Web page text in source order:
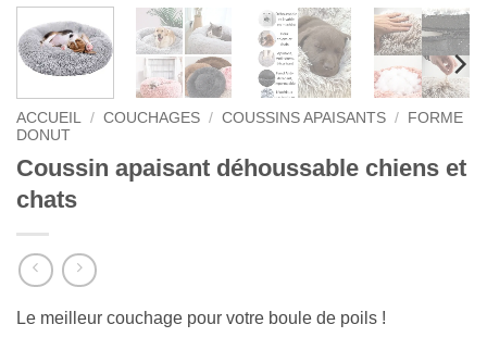
ACCUEIL / COUCHAGES / COUSSINS APAISANTS /
FORME
DONUT
Coussin apaisant déhoussable chiens et
chats
Le meilleur couchage pour votre boule de poils !